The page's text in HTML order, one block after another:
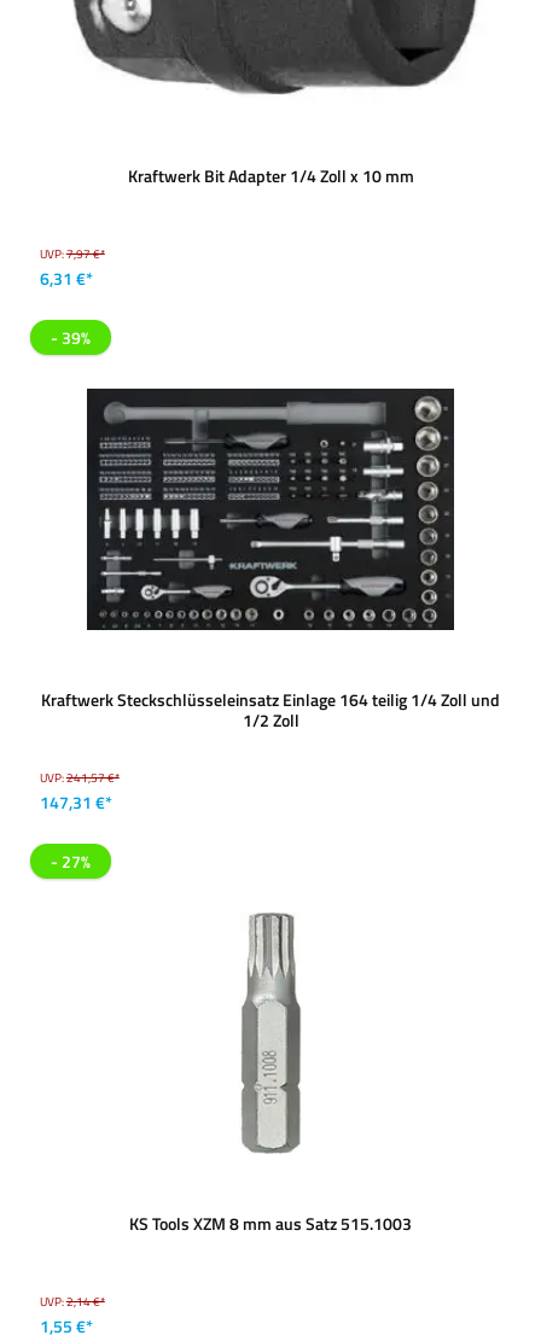
Kraftwerk Bit Adapter 1/4 Zoll x 10 mm
UVP:7,97 €*
6,31 €*
- 39%
Kraftwerk Steckschlüsseleinsatz Einlage 164 teilig 1/4 Zoll und
1/2 Zoll
UVP:241,57 €*
147,31 €*
- 27%
KS Tools XZM 8 mm aus Satz 515.1003
UVP:2,14 €*
1,55 €*